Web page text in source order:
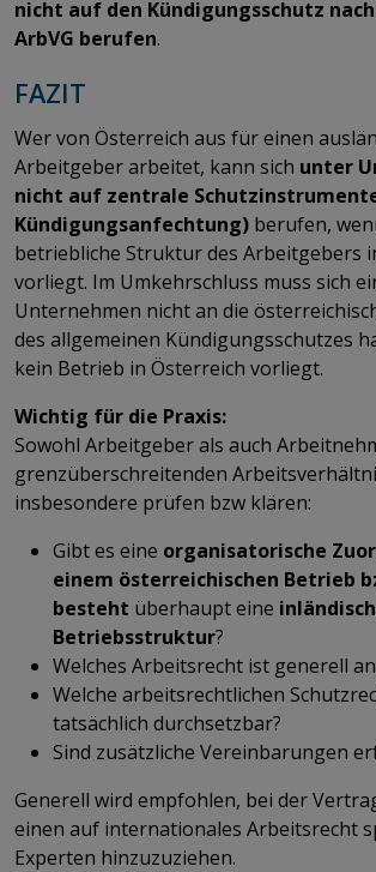
nicht auf den Kündigungsschutz nach
ArbVG berufen.
FAZIT
Wer von Österreich aus für einen
Arbeitgeber arbeitet, kann sich unter
nicht auf zentrale
Kündigungsanfechtung) berufen,
betriebliche Struktur des Arbeitgebers
vorliegt. Im Umkehrschluss muss sich
Unternehmen nicht an die
des allgemeinen Kündigungsschutzes
kein Betrieb in Österreich vorliegt.
Wichtig für die Praxis:
Sowohl Arbeitgeber als auch
grenzüberschreitenden
insbesondere prüfen bzw klären:
Gibt es eine organisatorische
einem österreichischen Betrieb
besteht überhaupt eine
Betriebsstruktur?
Welches Arbeitsrecht ist generell
Welche arbeitsrechtlichen
tatsächlich durchsetzbar?
Sind zusätzliche Vereinbarungen
Generell wird empfohlen, bei der
einen auf internationales Arbeitsrecht
Experten hinzuzuziehen.